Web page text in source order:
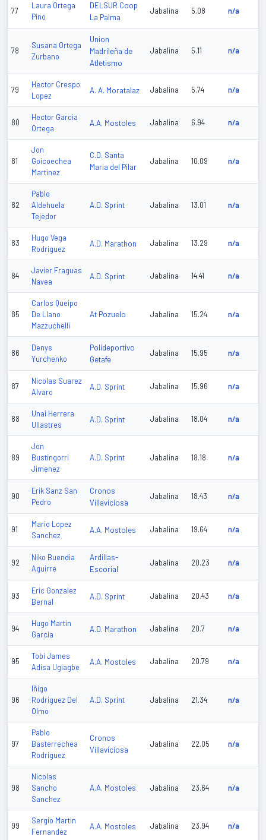
77
Laura Ortega
Pino
DELSUR Coop
La Palma
Jabalina 5.08 n/a
78
Susana Ortega
Zurbano
Union
Madrileña de
Atletismo
Jabalina 5.11 n/a
79
Hector Crespo
Lopez
A. A. Moratalaz Jabalina 5.74 n/a
80
Hector Garcia
Ortega
A.A. Mostoles Jabalina 6.94 n/a
81
Jon
Goicoechea
Martinez
C.D. Santa
Maria del Pilar
Jabalina 10.09 n/a
82
Pablo
Aldehuela
Tejedor
A.D. Sprint Jabalina 13.01 n/a
83
Hugo Vega
Rodriguez
A.D. Marathon Jabalina 13.29 n/a
84
Javier Fraguas
Navea
A.D. Sprint Jabalina 14.41 n/a
85
Carlos Queipo
De Llano
Mazzuchelli
At Pozuelo Jabalina 15.24 n/a
86
Denys
Yurchenko
Polideportivo
Getafe
Jabalina 15.95 n/a
87
Nicolas Suarez
Alvaro
A.D. Sprint Jabalina 15.96 n/a
88
Unai Herrera
Ullastres
A.D. Sprint Jabalina 18.04 n/a
89
Jon
Bustingorri
Jimenez
A.D. Sprint Jabalina 18.18 n/a
90
Erik Sanz San
Pedro
Cronos
Villaviciosa
Jabalina 18.43 n/a
91
Mario Lopez
Sanchez
A.A. Mostoles Jabalina 19.64 n/a
92
Niko Buendia
Aguirre
Ardillas-
Escorial
Jabalina 20.23 n/a
93
Eric Gonzalez
Bernal
A.D. Sprint Jabalina 20.43 n/a
94
Hugo Martin
Garcia
A.D. Marathon Jabalina 20.7 n/a
95
Tobi James
Adisa Ugiagbe
A.A. Mostoles Jabalina 20.79 n/a
96
Iñigo
Rodriguez Del
Olmo
A.D. Sprint Jabalina 21.34 n/a
97
Pablo
Basterrechea
Rodriguez
Cronos
Villaviciosa
Jabalina 22.05 n/a
98
Nicolas
Sancho
Sanchez
A.A. Mostoles Jabalina 23.64 n/a
99
Sergio Martin
Fernandez
A.A. Mostoles Jabalina 23.94 n/a